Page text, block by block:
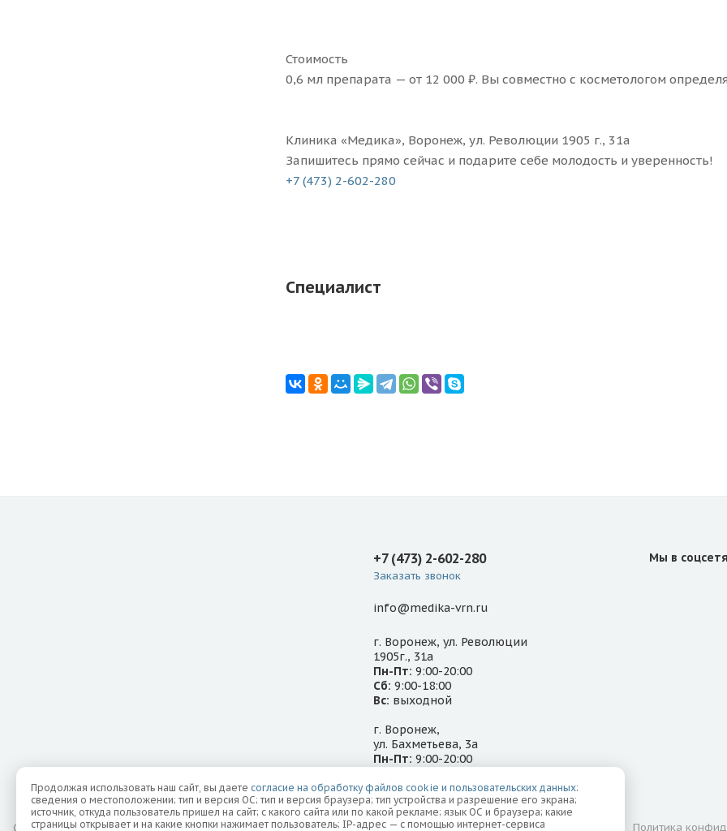
Стоимость
0,6 мл препарата — от 12 000 ₽. Вы совместно с косметологом
Клиника «Медика», Воронеж, ул. Революции 1905 г., 31а
Запишитесь прямо сейчас и подарите себе молодость и уверенность!
+7 (473) 2-602-280
Специалист
+7 (473) 2-602-280
Заказать звонок
info@medika-vrn.ru
г. Воронеж, ул. Революции
1905г., 31а
Пн-Пт: 9:00-20:00
Сб: 9:00-18:00
Вс: выходной
г. Воронеж,
ул. Бахметьева, 3а
Пн-Пт: 9:00-20:00
Мы в
© 2026 Все права защищены. Лицензии Надзорные органы Политика
Продолжая использовать наш сайт, вы даете согласие на обработку файлов cookie и пользовательских данных:
сведения о местоположении; тип и версия ОС; тип и версия браузера; тип устройства и разрешение его экрана;
источник, откуда пользователь пришел на сайт; с какого сайта или по какой рекламе; язык ОС и браузера; какие
страницы открывает и на какие кнопки нажимает пользователь; IP-адрес — с помощью интернет-сервиса